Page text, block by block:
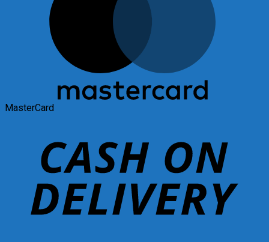
MasterCard